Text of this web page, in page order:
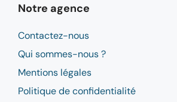
Notre agence
Contactez-nous
Qui sommes-nous ?
Mentions légales
Politique de confidentialité